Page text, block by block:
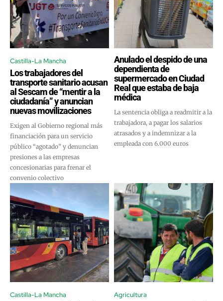
Castilla-La Mancha
Los trabajadores del
transporte sanitario acusan
al Sescam de “mentir a la
ciudadanía” y anuncian
nuevas movilizaciones
Exigen al Gobierno regional más
financiación para un servicio
público “agotado” y denuncian
presiones a las empresas
concesionarias para frenar el
convenio colectivo
Anulado el despido de una
dependienta de
supermercado en Ciudad
Real que estaba de baja
médica
La sentencia obliga a readmitir a la
trabajadora, a pagar los salarios
atrasados y a indemnizar a la
empleada con 6.000 euros
Castilla-La Mancha Agricultura